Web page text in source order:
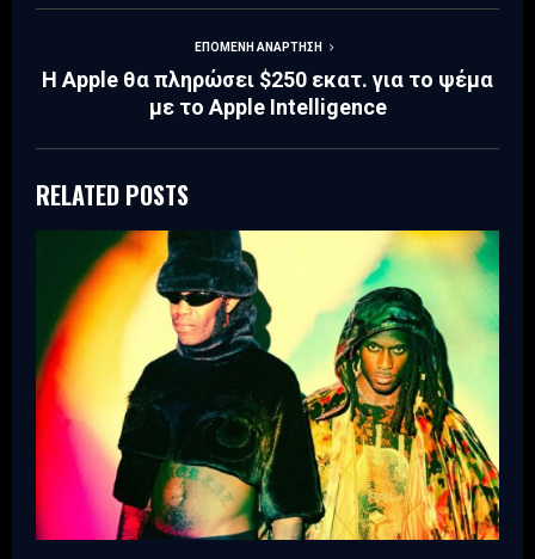
ΕΠΌΜΕΝΗ ΑΝΆΡΤΗΣΗ
H Apple θα πληρώσει $250 εκατ. για το ψέμα
με το Apple Intelligence
RELATED POSTS